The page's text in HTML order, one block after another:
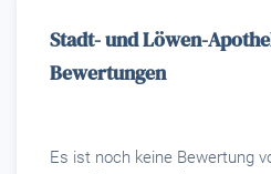
Stadt- und Löwen-
Bewertungen
Es ist noch keine Bewertung